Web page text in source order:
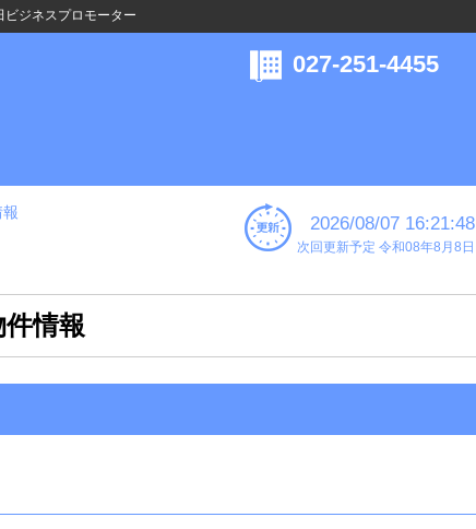
ジネスプロモーター
027-251-4455
2026/08/07 16:21:48
次回更新予定 令和08年8月8日
情報